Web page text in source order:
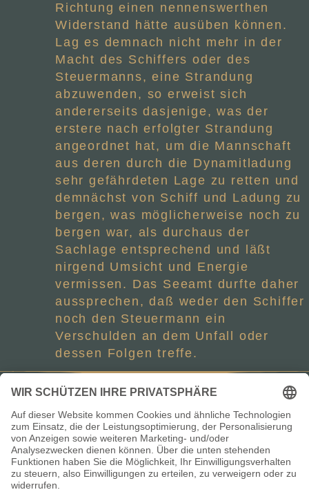
Richtung einen nennenswerthen
Widerstand hätte ausüben können.
Lag es demnach nicht mehr in der
Macht des Schiffers oder des
Steuermanns, eine Strandung
abzuwenden, so erweist sich
andererseits dasjenige, was der
erstere nach erfolgter Strandung
angeordnet hat, um die Mannschaft
aus deren durch die Dynamitladung
sehr gefährdeten Lage zu retten und
demnächst von Schiff und Ladung zu
bergen, was möglicherweise noch zu
bergen war, als durchaus der
Sachlage entsprechend und läßt
nirgend Umsicht und Energie
vermissen. Das Seeamt durfte daher
aussprechen, daß weder den Schiffer
noch den Steuermann ein
Verschulden an dem Unfall oder
dessen Folgen treffe.
Vereinigung der Kapitäne und
Schiffsführer des Fischlandes